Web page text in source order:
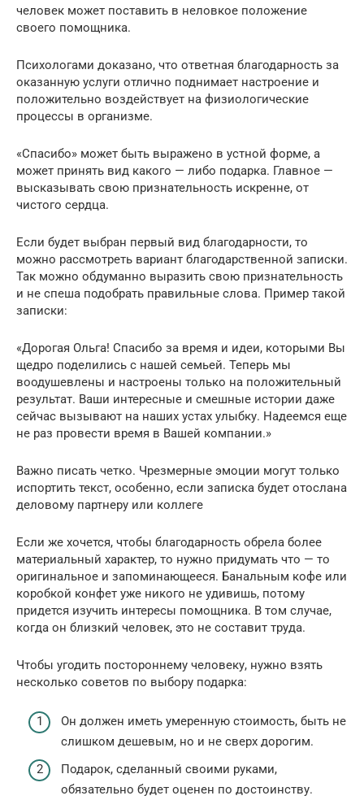
человек может поставить в неловкое положение
своего помощника.
Психологами доказано, что ответная благодарность за
оказанную услуги отлично поднимает настроение и
положительно воздействует на физиологические
процессы в организме.
«Спасибо» может быть выражено в устной форме, а
может принять вид какого — либо подарка. Главное —
высказывать свою признательность искренне, от
чистого сердца.
Если будет выбран первый вид благодарности, то
можно рассмотреть вариант благодарственной записки.
Так можно обдуманно выразить свою признательность
и не спеша подобрать правильные слова. Пример такой
записки:
«Дорогая Ольга! Спасибо за время и идеи, которыми Вы
щедро поделились с нашей семьей. Теперь мы
воодушевлены и настроены только на положительный
результат. Ваши интересные и смешные истории даже
сейчас вызывают на наших устах улыбку. Надеемся еще
не раз провести время в Вашей компании.»
Важно писать четко. Чрезмерные эмоции могут только
испортить текст, особенно, если записка будет отослана
деловому партнеру или коллеге
Если же хочется, чтобы благодарность обрела более
материальный характер, то нужно придумать что — то
оригинальное и запоминающееся. Банальным кофе или
коробкой конфет уже никого не удивишь, потому
придется изучить интересы помощника. В том случае,
когда он близкий человек, это не составит труда.
Чтобы угодить постороннему человеку, нужно взять
несколько советов по выбору подарка:
Он должен иметь умеренную стоимость, быть не
слишком дешевым, но и не сверх дорогим.
Подарок, сделанный своими руками,
обязательно будет оценен по достоинству.